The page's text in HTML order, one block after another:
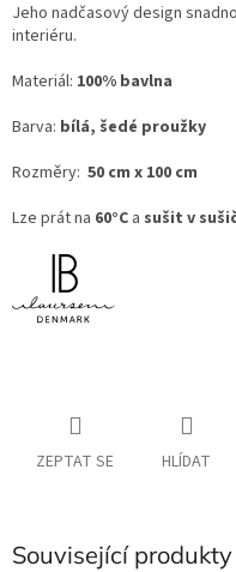
Jeho nadčasový design
interiéru.
Materiál: 100% bavlna
Barva: bílá, šedé proužky
Rozměry: 50 cm x 100 cm
Lze prát na 60°C a sušit v
ZEPTAT SE HLÍDAT
Související produkty